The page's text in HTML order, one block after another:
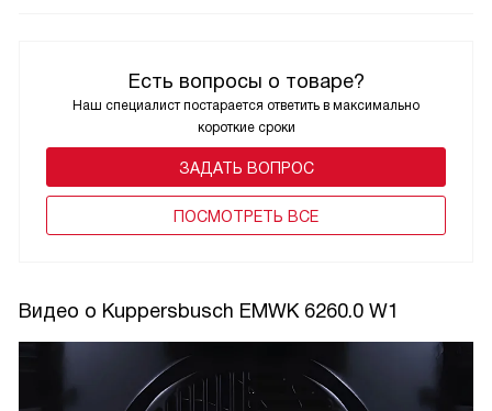
Есть вопросы о товаре?
Наш специалист постарается ответить в максимально
короткие сроки
ЗАДАТЬ ВОПРОС
ПОCМОТРЕТЬ ВСЕ
Видео о Kuppersbusch EMWK 6260.0 W1